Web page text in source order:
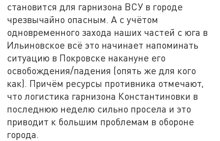
становится для гарнизона ВСУ в городе
чрезвычайно опасным. А с учётом
одновременного захода наших частей с юга в
Ильиновское всё это начинает напоминать
ситуацию в Покровске накануне его
освобождения/падения (опять же для кого
как). Причём ресурсы противника отмечают,
что логистика гарнизона Константиновки в
последнюю неделю сильно просела и это
приводит к большим проблемам в обороне
города.